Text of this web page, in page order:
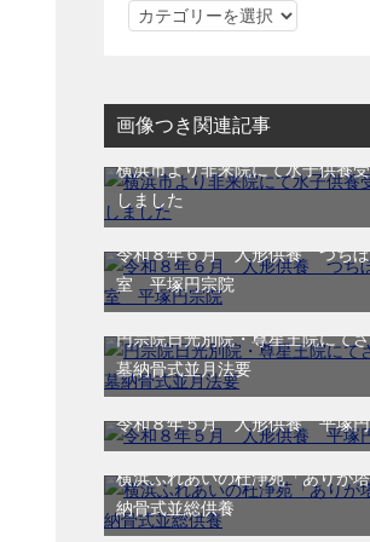
カ
リ
ー
画像つき関連記事
横浜市より非来院にて水子供養
しました
令和８年６月 人形供養 つちぼ
室 平塚円宗院
円宗院日光別院・尊星王院にて
墓納骨式並月法要
令和８年５月 人形供養 平塚
横浜ふれあいの杜浄苑「ありが
納骨式並総供養